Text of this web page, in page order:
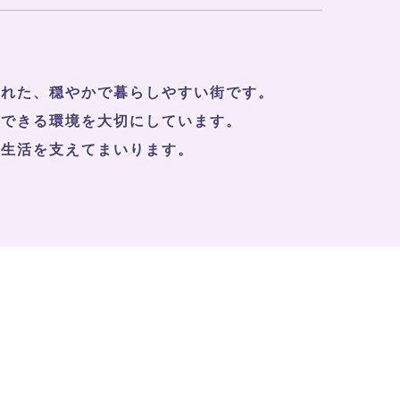
た、穏やかで暮らしやすい街です。
きる環境を大切にしています。
活を支えてまいります。